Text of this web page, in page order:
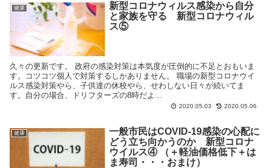
健康
新型コロナウィルス感染から自分
と家族を守る 新型コロナウィル
ス⑤
久々の更新です。 政府の感染対策は本気度が圧倒的に不足とおもいま
す。コツコツ個人で対策するしかありません。 職場の新型コロナウイ
ルス感染対策やら、子供達の休校やら、せわしない日々が続いてま
す。自分の場合、ドリフターズの8時だよ...
2020.05.03 2020.05.06
健康
一般市民はCOVID-19感染の心配に
どう立ち向かうのか 新型コロナ
ウイルス④ （＋軽油価格低下＋は
ま寿司・・・おまけ）